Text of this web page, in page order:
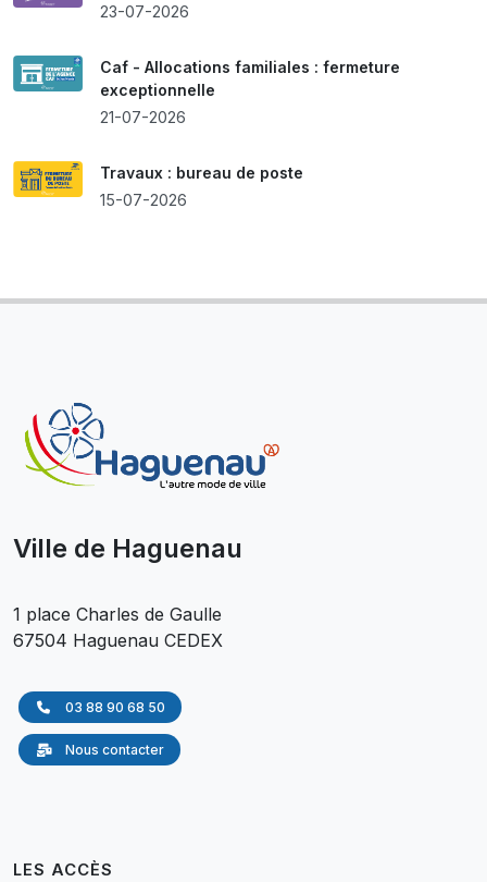
23-07-2026
Caf - Allocations familiales : fermeture
exceptionnelle
21-07-2026
Travaux : bureau de poste
15-07-2026
Ville de Haguenau
1 place Charles de Gaulle
67504 Haguenau CEDEX
03 88 90 68 50
Nous contacter
LES ACCÈS